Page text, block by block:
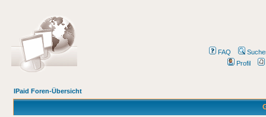
FAQ
Profil
IPaid Foren-Übersicht